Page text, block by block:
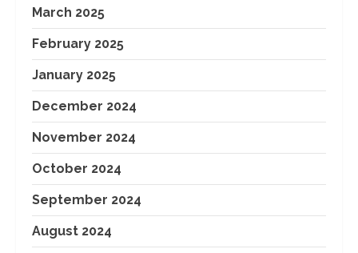
March 2025
February 2025
January 2025
December 2024
November 2024
October 2024
September 2024
August 2024